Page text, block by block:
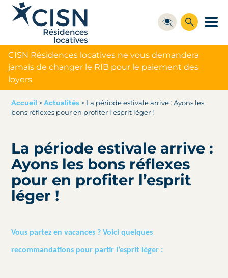
CISN Résidences locatives ne vous demandera
jamais de changer le RIB pour le paiement des
loyers
Accueil >Actualités > La période estivale arrive : Ayons les
bons réflexes pour en profiter l’esprit léger !
La période estivale arrive :
Ayons les bons réflexes
pour en profiter l’esprit
léger !
Vous partez en vacances ? Voici quelques
recommandations pour partir l’esprit léger :